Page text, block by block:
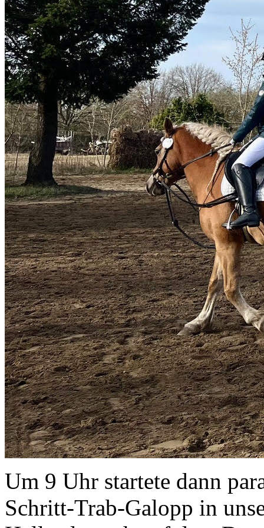
Um 9 Uhr startete dann
Schritt-Trab-Galopp in